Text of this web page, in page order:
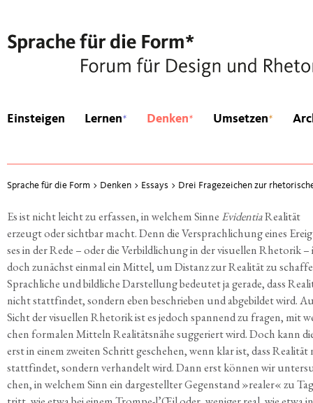
Einsteigen Lernen* Denken* Umsetzen*
Sprache für die Form > Denken > Essays > Drei Fragezeichen zur
Es ist nicht leicht zu erfas­sen, in wel­chem Sin­ne Evi­den­tiaRea­li­tät
erzeugt oder sicht­bar macht. Denn die Ver­sprach­li­chung eines
ses in der Rede – oder die Ver­bild­li­chung in der visu­el­len Rhe­to­rik –
doch zunächst ein­mal ein Mit­tel, um Distanz zur Rea­li­tät zu
Sprach­li­che und bild­li­che Dar­stel­lung bedeu­tet ja gera­de, dass
nicht statt­fin­det, son­dern eben beschrie­ben und abge­bil­det wird.
Sicht der visu­el­len Rhe­to­rik ist es jedoch span­nend zu fra­gen, mit
chen for­ma­len Mit­teln Rea­li­täts­nä­he sug­ge­riert wird. Doch kann
erst in einem zwei­ten Schritt gesche­hen, wenn klar ist, dass Rea­li­tät
statt­fin­det, son­dern ver­han­delt wird. Dann erst kön­nen wir
chen, in wel­chem Sinn ein dar­ge­stell­ter Gegen­stand »rea­ler« zu